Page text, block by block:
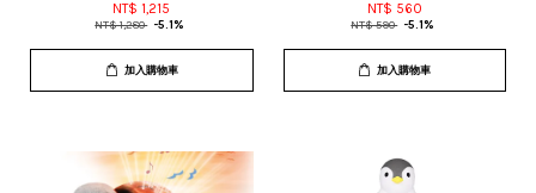
NT$ 1,215
NT$ 1,280 -5.1%
加入購物車
NT$ 560
NT$ 590 -5.1%
加入購物車